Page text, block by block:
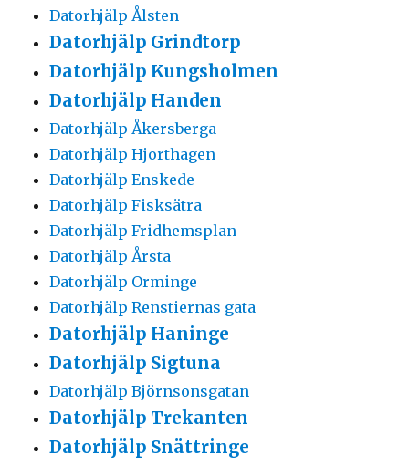
Datorhjälp Ålsten
Datorhjälp Grindtorp
Datorhjälp Kungsholmen
Datorhjälp Handen
Datorhjälp Åkersberga
Datorhjälp Hjorthagen
Datorhjälp Enskede
Datorhjälp Fisksätra
Datorhjälp Fridhemsplan
Datorhjälp Årsta
Datorhjälp Orminge
Datorhjälp Renstiernas gata
Datorhjälp Haninge
Datorhjälp Sigtuna
Datorhjälp Björnsonsgatan
Datorhjälp Trekanten
Datorhjälp Snättringe